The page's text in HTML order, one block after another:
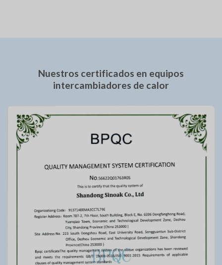
Nuestros certificados en equipos
intercambiadores de calor